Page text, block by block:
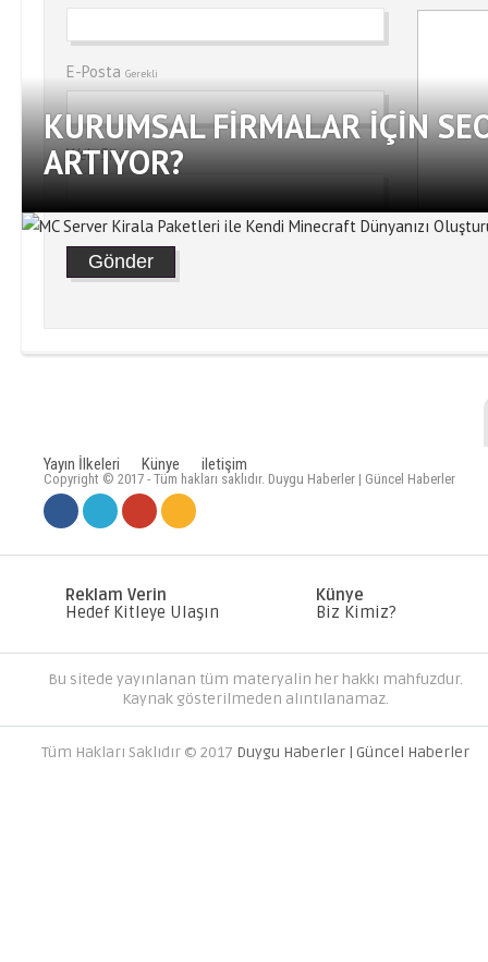
KURUMSAL FIRMALAR İÇIN
ARTIYOR?
MC SERVER KIRALA
DÜNYANIZI OLUŞTURUN
E-Posta Gerekli
Web Site
Yayın İlkeleri Künye iletişim
Copyright © 2017 - Tüm hakları saklıdır. Duygu Haberler | Güncel Haberler
Reklam Verin
Hedef Kitleye Ulaşın
Künye
Biz Kimiz?
Bu sitede yayınlanan tüm materyalin her hakkı mahfuzdur.
Kaynak gösterilmeden alıntılanamaz.
Tüm Hakları Saklıdır © 2017 Duygu Haberler | Güncel Haberler